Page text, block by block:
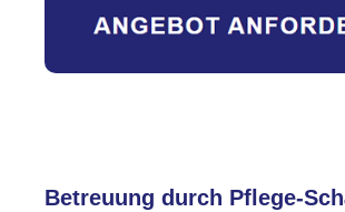
Betreuung durch Pflege-